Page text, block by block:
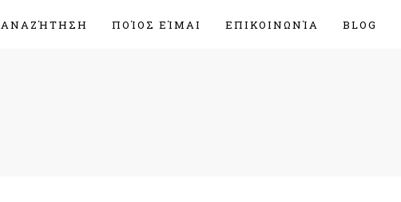
ΑΝΑΖΉΤΗΣΗ ΠΟΊΟΣ ΕΊΜΑΙ ΕΠΙΚΟΙΝΩΝΊΑ BLOG